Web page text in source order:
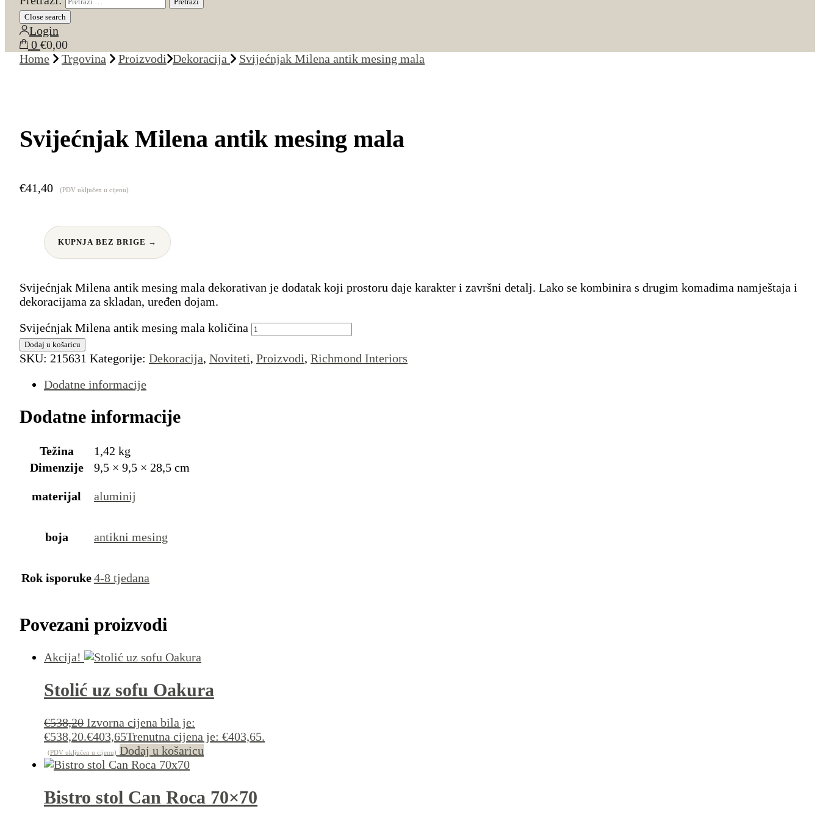
Close search
Login
0 €0,00
Home
Trgovina Proizvodi Dekoracija Svijećnjak Milena antik mesing mala
Svijećnjak Milena antik mesing mala
€41,40 (PDV uključen u cijenu)
KUPNJA BEZ BRIGE →
Svijećnjak Milena antik mesing mala dekorativan je dodatak koji prostoru daje karakter i završni detalj. Lako se kombinira s drugim komadima namještaja i
dekoracijama za skladan, uređen dojam.
Svijećnjak Milena antik mesing mala količina
Dodaj u košaricu
SKU: 215631 Kategorije: Dekoracija, Noviteti, Proizvodi, Richmond Interiors
Dodatne informacije
Dodatne informacije
Težina
1,42 kg
Dimenzije
9,5 × 9,5 × 28,5 cm
materijal aluminij
boja antikni mesing
Rok isporuke4-8 tjedana
Povezani proizvodi
Akcija!
Stolić uz sofu Oakura
€538,20 Izvorna cijena bila je:
€538,20.€403,65Trenutna cijena je: €403,65.
(PDV uključen u cijenu) Dodaj u košaricu
Bistro stol Can Roca 70×70